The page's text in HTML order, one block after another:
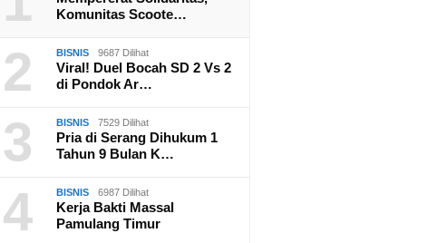
Komunitas Scoote…
2 BISNIS 9687 Dilihat
Viral! Duel Bocah SD 2 Vs 2
di Pondok Ar…
3 BISNIS 7529 Dilihat
Pria di Serang Dihukum 1
Tahun 9 Bulan K…
4 BISNIS 6987 Dilihat
Kerja Bakti Massal
Pamulang Timur